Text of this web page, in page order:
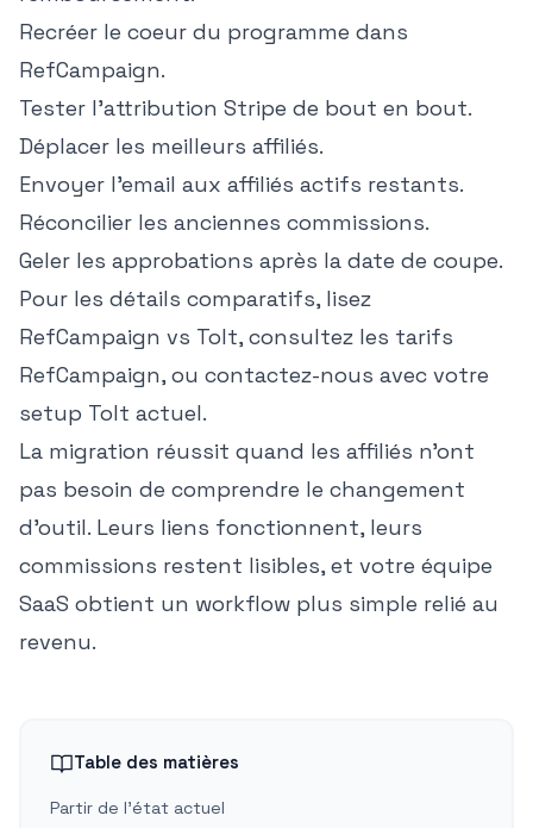
Recréer le coeur du programme dans
RefCampaign.
Tester l'attribution Stripe de bout en bout.
Déplacer les meilleurs affiliés.
Envoyer l'email aux affiliés actifs restants.
Réconcilier les anciennes commissions.
Geler les approbations après la date de coupe.
Pour les détails comparatifs, lisez
RefCampaign vs Tolt, consultez les tarifs
RefCampaign, ou contactez-nous avec votre
setup Tolt actuel.
La migration réussit quand les affiliés n'ont
pas besoin de comprendre le changement
d'outil. Leurs liens fonctionnent, leurs
commissions restent lisibles, et votre équipe
SaaS obtient un workflow plus simple relié au
revenu.
Table des matières
Partir de l'état actuel